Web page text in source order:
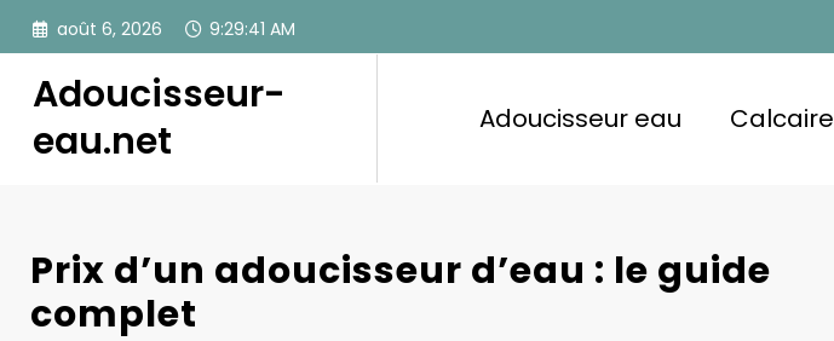
Aller
contenu
août 6, 2026 9:29:43 AM
Adoucisseur-
eau.net
Adoucisseur eau Calcaire
Prix d’un adoucisseur d’eau : le guide
complet